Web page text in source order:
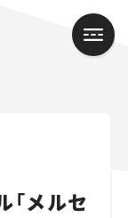
メルセ